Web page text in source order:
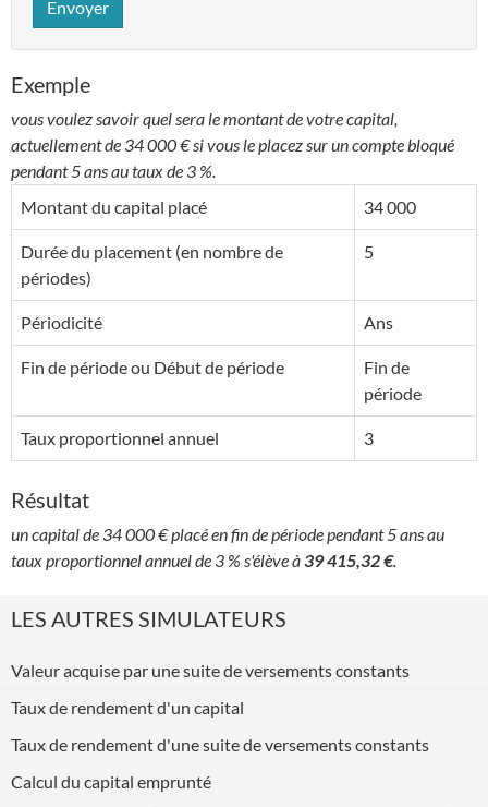
Envoyer
Exemple
vous voulez savoir quel sera le montant de votre capital,
actuellement de 34 000 € si vous le placez sur un compte bloqué
pendant 5 ans au taux de 3 %.
Montant du capital placé
34 000
Durée du placement (en nombre de
périodes)
5
Périodicité Ans
Fin de période ou Début de période
Fin de
période
Taux proportionnel annuel 3
Résultat
un capital de 34 000 € placé en fin de période pendant 5 ans au
taux proportionnel annuel de 3 % s'élève à39 415,32 €.
LES AUTRES SIMULATEURS
Valeur acquise par une suite de versements constants
Taux de rendement d'un capital
Taux de rendement d'une suite de versements constants
Calcul du capital emprunté